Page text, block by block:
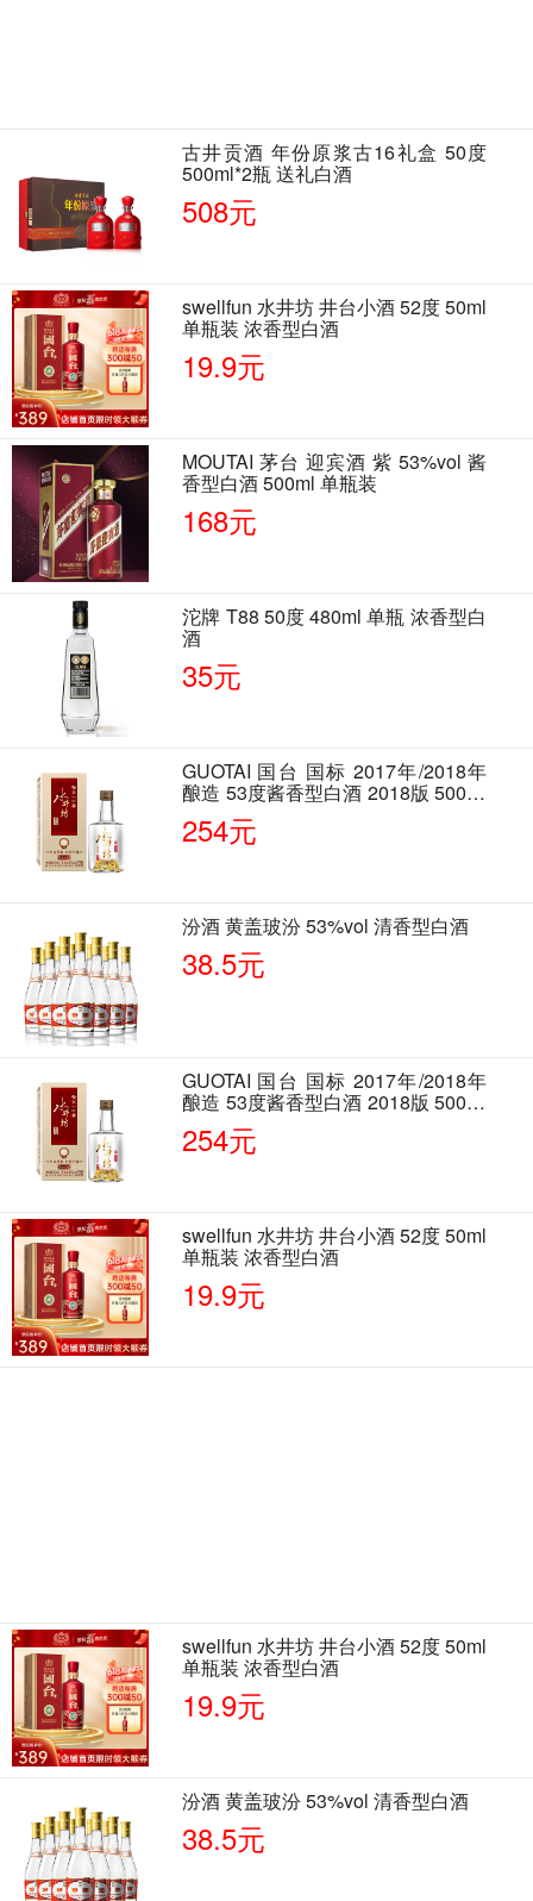
古井贡酒 年份原浆古16礼盒 50度
500ml*2瓶 送礼白酒
508元
swellfun 水井坊 井台小酒 52度 50ml
单瓶装 浓香型白酒
19.9元
MOUTAI 茅台 迎宾酒 紫 53%vol 酱
香型白酒 500ml 单瓶装
168元
沱牌 T88 50度 480ml 单瓶 浓香型白
酒
35元
GUOTAI 国台 国标 2017年/2018年
酿造 53度酱香型白酒 2018版 500ml
单瓶装
254元
汾酒 黄盖玻汾 53%vol 清香型白酒
38.5元
GUOTAI 国台 国标 2017年/2018年
酿造 53度酱香型白酒 2018版 500ml
单瓶装
254元
swellfun 水井坊 井台小酒 52度 50ml
单瓶装 浓香型白酒
19.9元
swellfun 水井坊 井台小酒 52度 50ml
单瓶装 浓香型白酒
19.9元
汾酒 黄盖玻汾 53%vol 清香型白酒
38.5元